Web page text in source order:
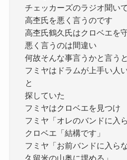
チェッカーズのラジオ聞い
高杢氏を悪く言うのです
高杢氏鶴久氏はクロベエを
悪く言うのは間違い
何故そんな事言うかと言うと
フミヤはドラムが上手い人
と
探していた
フミヤはクロベエを見つけ
フミヤ「オレのバンドに入
クロベエ「結構です」
フミヤ「お前バンドに入ら
久留米の山奥に埋める」